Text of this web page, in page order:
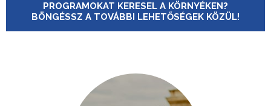
PROGRAMOKAT KERESEL A KÖRNYÉKEN?
BÖNGÉSSZ A TOVÁBBI LEHETŐSÉGEK KÖZÜL!